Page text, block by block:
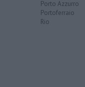
Porto Azzurro
Portoferraio
Rio